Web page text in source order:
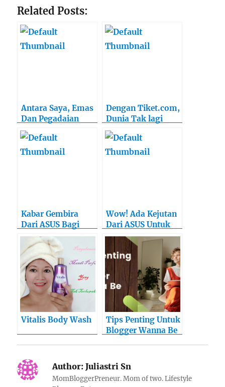
Related Posts:
Antara Saya, Emas
Dan Pegadaian
Dengan Tiket.com,
Dunia Tak lagi
Selebar Daun Kelor
Kabar Gembira
Dari ASUS Bagi
Anda Yang Suka
Traveling!
Wow! Ada Kejutan
Dari ASUS Untuk
Para Gamers!
Vitalis Body Wash
Tips Penting Untuk
Blogger Wanna Be
Author: Juliastri Sn
MomBloggerPreneur. Mom of two. Lifestyle